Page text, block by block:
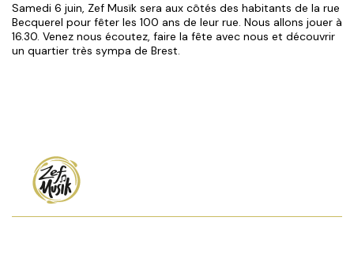
Samedi 6 juin, Zef Musïk sera aux côtés des habitants de la rue
Becquerel pour fêter les 100 ans de leur rue. Nous allons jouer à
16.30. Venez nous écoutez, faire la fête avec nous et découvrir
un quartier très sympa de Brest.